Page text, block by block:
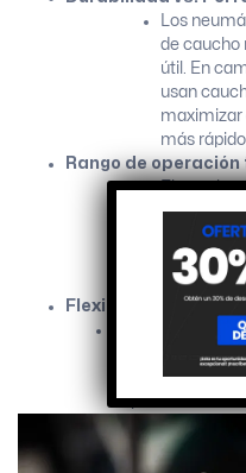
Los
de caucho
útil. En
usan
maximizar
más rápido.
Rango de
El caucho
diseñado
mientras
Flexibilidad en la
En carreras, la
tipo de circuito
compuestos
especializados